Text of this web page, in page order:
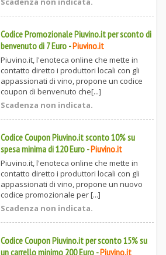
Codice Promozionale Piuvino.it per sconto di
benvenuto di 7 Euro-Piuvino.it
Piuvino.it, l'enoteca online che mette in
contatto diretto i produttori locali con gli
appassionati di vino, propone un codice
coupon di benvenuto che[...]
Scadenza non indicata.
Codice Coupon Piuvino.it sconto 10% su
spesa minima di 120 Euro-Piuvino.it
Piuvino.it, l'enoteca online che mette in
contatto diretto i produttori locali con gli
appassionati di vino, propone un nuovo
codice promozionale per [...]
Scadenza non indicata.
Codice Coupon Piuvino.it per sconto 15% su
un carrello minimo 200 Euro-Piuvino.it